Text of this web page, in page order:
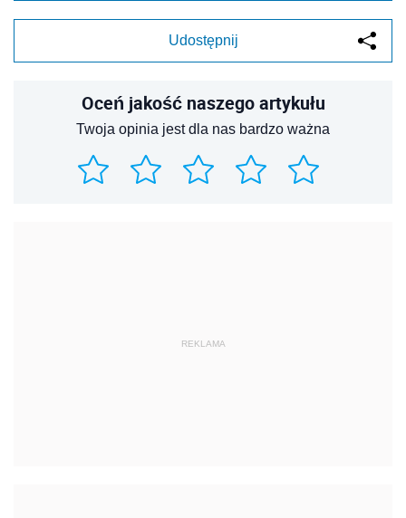
Udostępnij
Oceń jakość naszego artykułu
Twoja opinia jest dla nas bardzo ważna
REKLAMA